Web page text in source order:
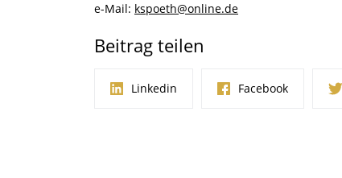
e-Mail: kspoeth@online.de
Beitrag teilen
Linkedin Facebook